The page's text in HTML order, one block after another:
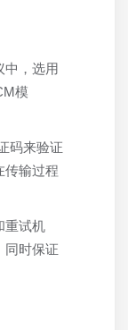
中，选用
模
码来验证
传输过程
重试机
同时保证